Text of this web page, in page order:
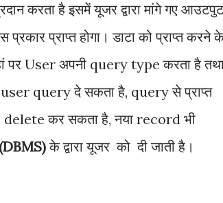
करता है इसमें यूजर द्वारा मांगे गए आउटपुट
प्राप्त होगा। डाटा को प्राप्त करने
पर User अपनी query type करता है
query दे सकता है, query से प्राप्त
delete कर सकता है, नया record भी
के द्वारा यूजर को दी जाती है।